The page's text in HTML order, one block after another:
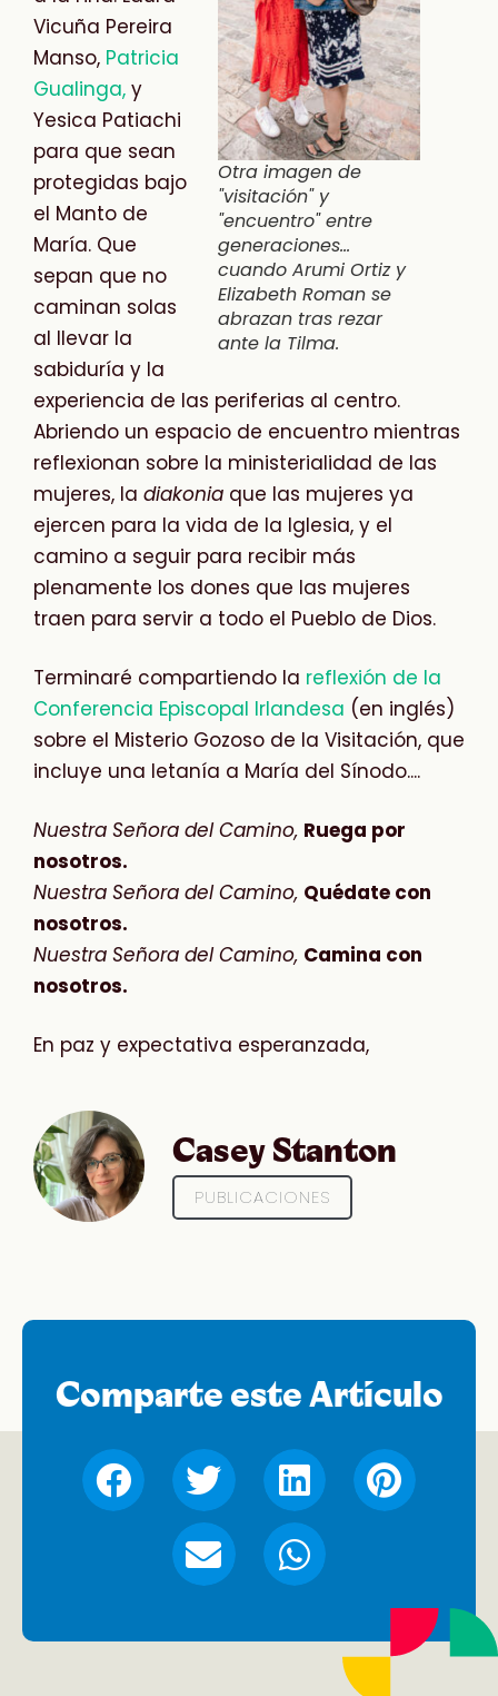
Otra imagen de
"visitación" y
"encuentro" entre
generaciones...
cuando Arumi Ortiz y
Elizabeth Roman se
abrazan tras rezar
ante la Tilma.
Vicuña Pereira
Manso, Patricia
Gualinga, y
Yesica Patiachi
para que sean
protegidas bajo
el Manto de
María. Que
sepan que no
caminan solas
al llevar la
sabiduría y la
experiencia de las periferias al centro.
Abriendo un espacio de encuentro mientras
reflexionan sobre la ministerialidad de las
mujeres, la diakonia que las mujeres ya
ejercen para la vida de la Iglesia, y el
camino a seguir para recibir más
plenamente los dones que las mujeres
traen para servir a todo el Pueblo de Dios.
Terminaré compartiendo la reflexión de la
Conferencia Episcopal Irlandesa (en inglés)
sobre el Misterio Gozoso de la Visitación, que
incluye una letanía a María del Sínodo....
Nuestra Señora del Camino, Ruega por
nosotros.
Nuestra Señora del Camino, Quédate con
nosotros.
Nuestra Señora del Camino, Camina con
nosotros.
En paz y expectativa esperanzada,
Casey Stanton
PUBLICACIONES
Comparte este Artículo